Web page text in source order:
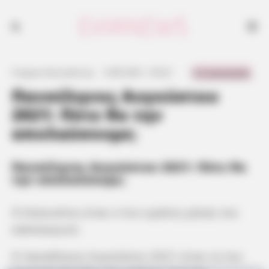
Πανσέληνος Αυγούστου
2021: Πότε θα την
απολαύσουμε;
Πανσέληνος Αυγούστου 2021: Πότε θα